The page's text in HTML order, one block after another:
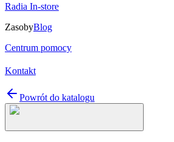
Radia In-store
ZasobyBlog
Centrum pomocy
Kontakt
Powrót do katalogu